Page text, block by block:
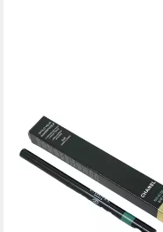
CHANEL
Eyeliner Chanel Stylo Yeux
Wasserfestes Eyeliner 938
Mare Chiaro 0,30g